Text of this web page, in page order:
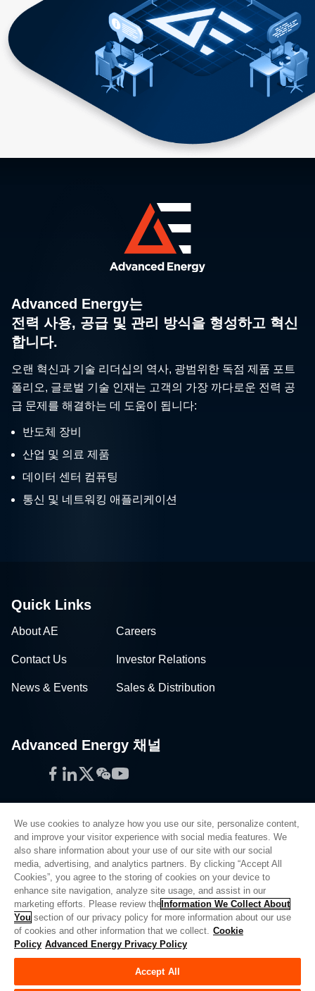
Advanced Energy는
전력 사용, 공급 및 관리 방식을 형성하고 혁신
합니다.
오랜 혁신과 기술 리더십의 역사, 광범위한 독점 제품 포트
폴리오, 글로벌 기술 인재는 고객의 가장 까다로운 전력 공
급 문제를 해결하는 데 도움이 됩니다:
반도체 장비
산업 및 의료 제품
데이터 센터 컴퓨팅
통신 및 네트워킹 애플리케이션
Quick Links
About AE Careers
Contact Us Investor Relations
News & Events Sales & Distribution
Advanced Energy 채널
Facebook
LinkedIn
Twitter
WeChat
YouTube
Privacy Policy
Legal
Quality
Sitemap
Supplier Portal
UK Modern Slavery Act
We use cookies to analyze how you use our site, personalize content,
and improve your visitor experience with social media features. We
also share information about your use of our site with our social
media, advertising, and analytics partners. By clicking “Accept All
Cookies”, you agree to the storing of cookies on your device to
enhance site navigation, analyze site usage, and assist in our
marketing efforts. Please review the Information We Collect About
You section of our privacy policy for more information about our use
of cookies and other information that we collect. Cookie
Policy Advanced Energy Privacy Policy
Accept All